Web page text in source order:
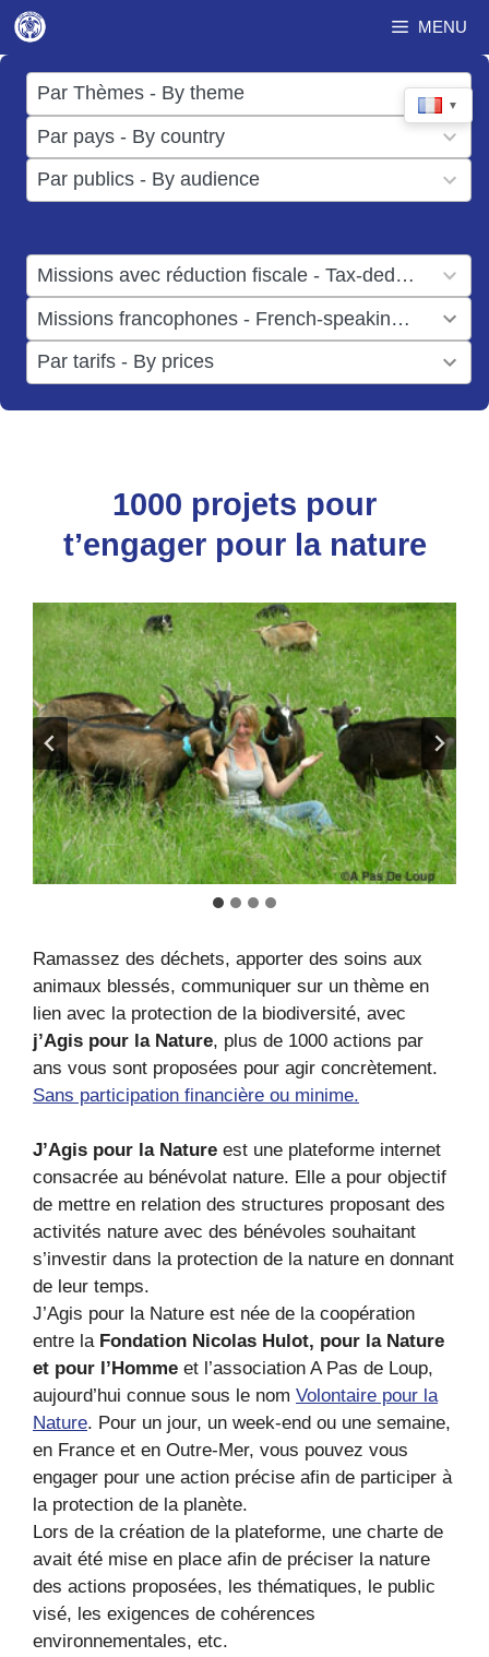
Aller
au
contenu
MENU
▼
Par Thèmes - By theme
17
results
available
Par pays - By country
50
results
available
Par publics - By audience
results
Missions avec réduction fiscale - Tax-deductible missions
result
available
Missions francophones - French-speaking missions
result
available
Par tarifs - By prices
results
available
1000 projets pour
t’engager pour la nature
Ramassez des déchets, apporter des soins aux
animaux blessés, communiquer sur un thème en
lien avec la protection de la biodiversité, avec
j’Agis pour la Nature, plus de 1000 actions par
ans vous sont proposées pour agir concrètement.
Sans participation financière ou minime.
J’Agis pour la Nature est une plateforme internet
consacrée au bénévolat nature. Elle a pour objectif
de mettre en relation des structures proposant des
activités nature avec des bénévoles souhaitant
s’investir dans la protection de la nature en donnant
de leur temps.
J’Agis pour la Nature est née de la coopération
entre la Fondation Nicolas Hulot, pour la Nature
et pour l’Homme et l’association A Pas de Loup,
aujourd’hui connue sous le nom Volontaire pour la
Nature. Pour un jour, un week-end ou une semaine,
en France et en Outre-Mer, vous pouvez vous
engager pour une action précise afin de participer à
la protection de la planète.
Lors de la création de la plateforme, une charte de
avait été mise en place afin de préciser la nature
des actions proposées, les thématiques, le public
visé, les exigences de cohérences
environnementales, etc.